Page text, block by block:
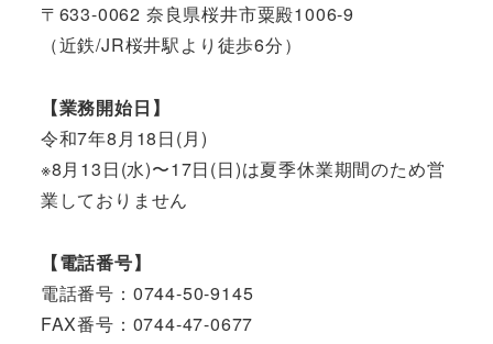
〒633-0062 奈良県桜井市粟殿1006-9
（近鉄/JR桜井駅より徒歩6分）
【業務開始日】
令和7年8月18日(月)
※8月13日(水)〜17日(日)は夏季休業期間のため営
業しておりません
【電話番号】
電話番号：0744-50-9145
FAX番号：0744-47-0677